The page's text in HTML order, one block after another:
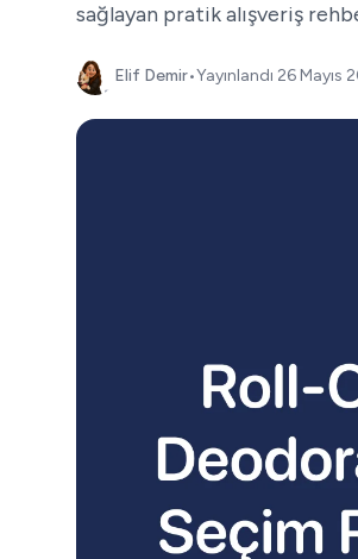
sağlayan pratik alışveriş
Elif Demir•Yayınlandı 26 Mayıs